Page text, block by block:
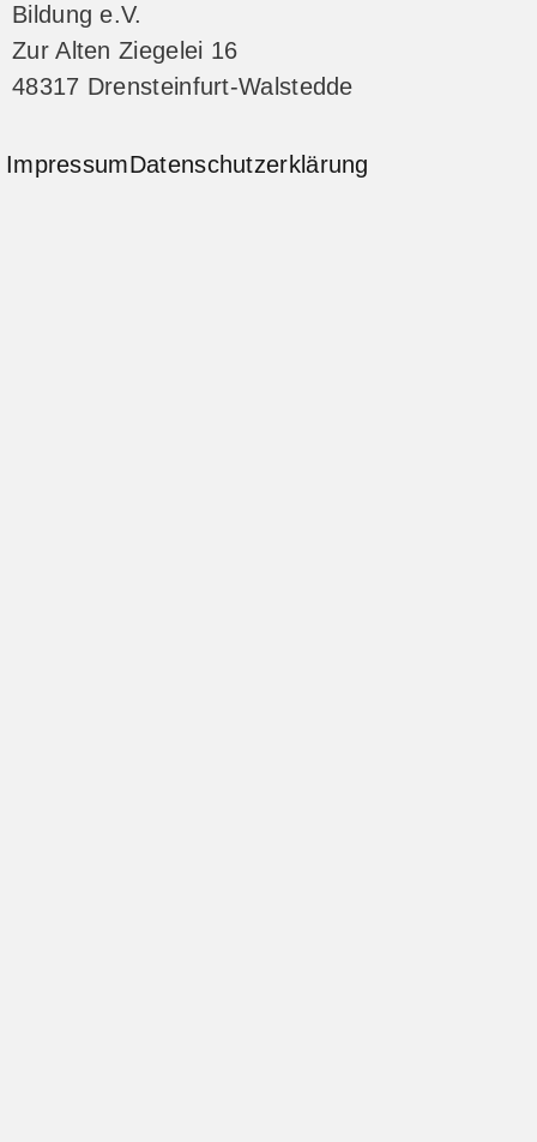
Bildung e.V.
Zur Alten Ziegelei 16
48317 Drensteinfurt-Walstedde
ImpressumDatenschutzerklärung